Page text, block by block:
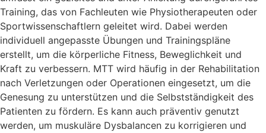
Training, das von Fachleuten wie Physiotherapeuten oder
Sportwissenschaftlern geleitet wird. Dabei werden
individuell angepasste Übungen und Trainingspläne
erstellt, um die körperliche Fitness, Beweglichkeit und
Kraft zu verbessern. MTT wird häufig in der Rehabilitation
nach Verletzungen oder Operationen eingesetzt, um die
Genesung zu unterstützen und die Selbstständigkeit des
Patienten zu fördern. Es kann auch präventiv genutzt
werden, um muskuläre Dysbalancen zu korrigieren und